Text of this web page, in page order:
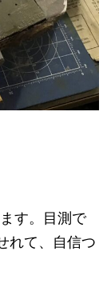
す。目測で
れて、自信つ